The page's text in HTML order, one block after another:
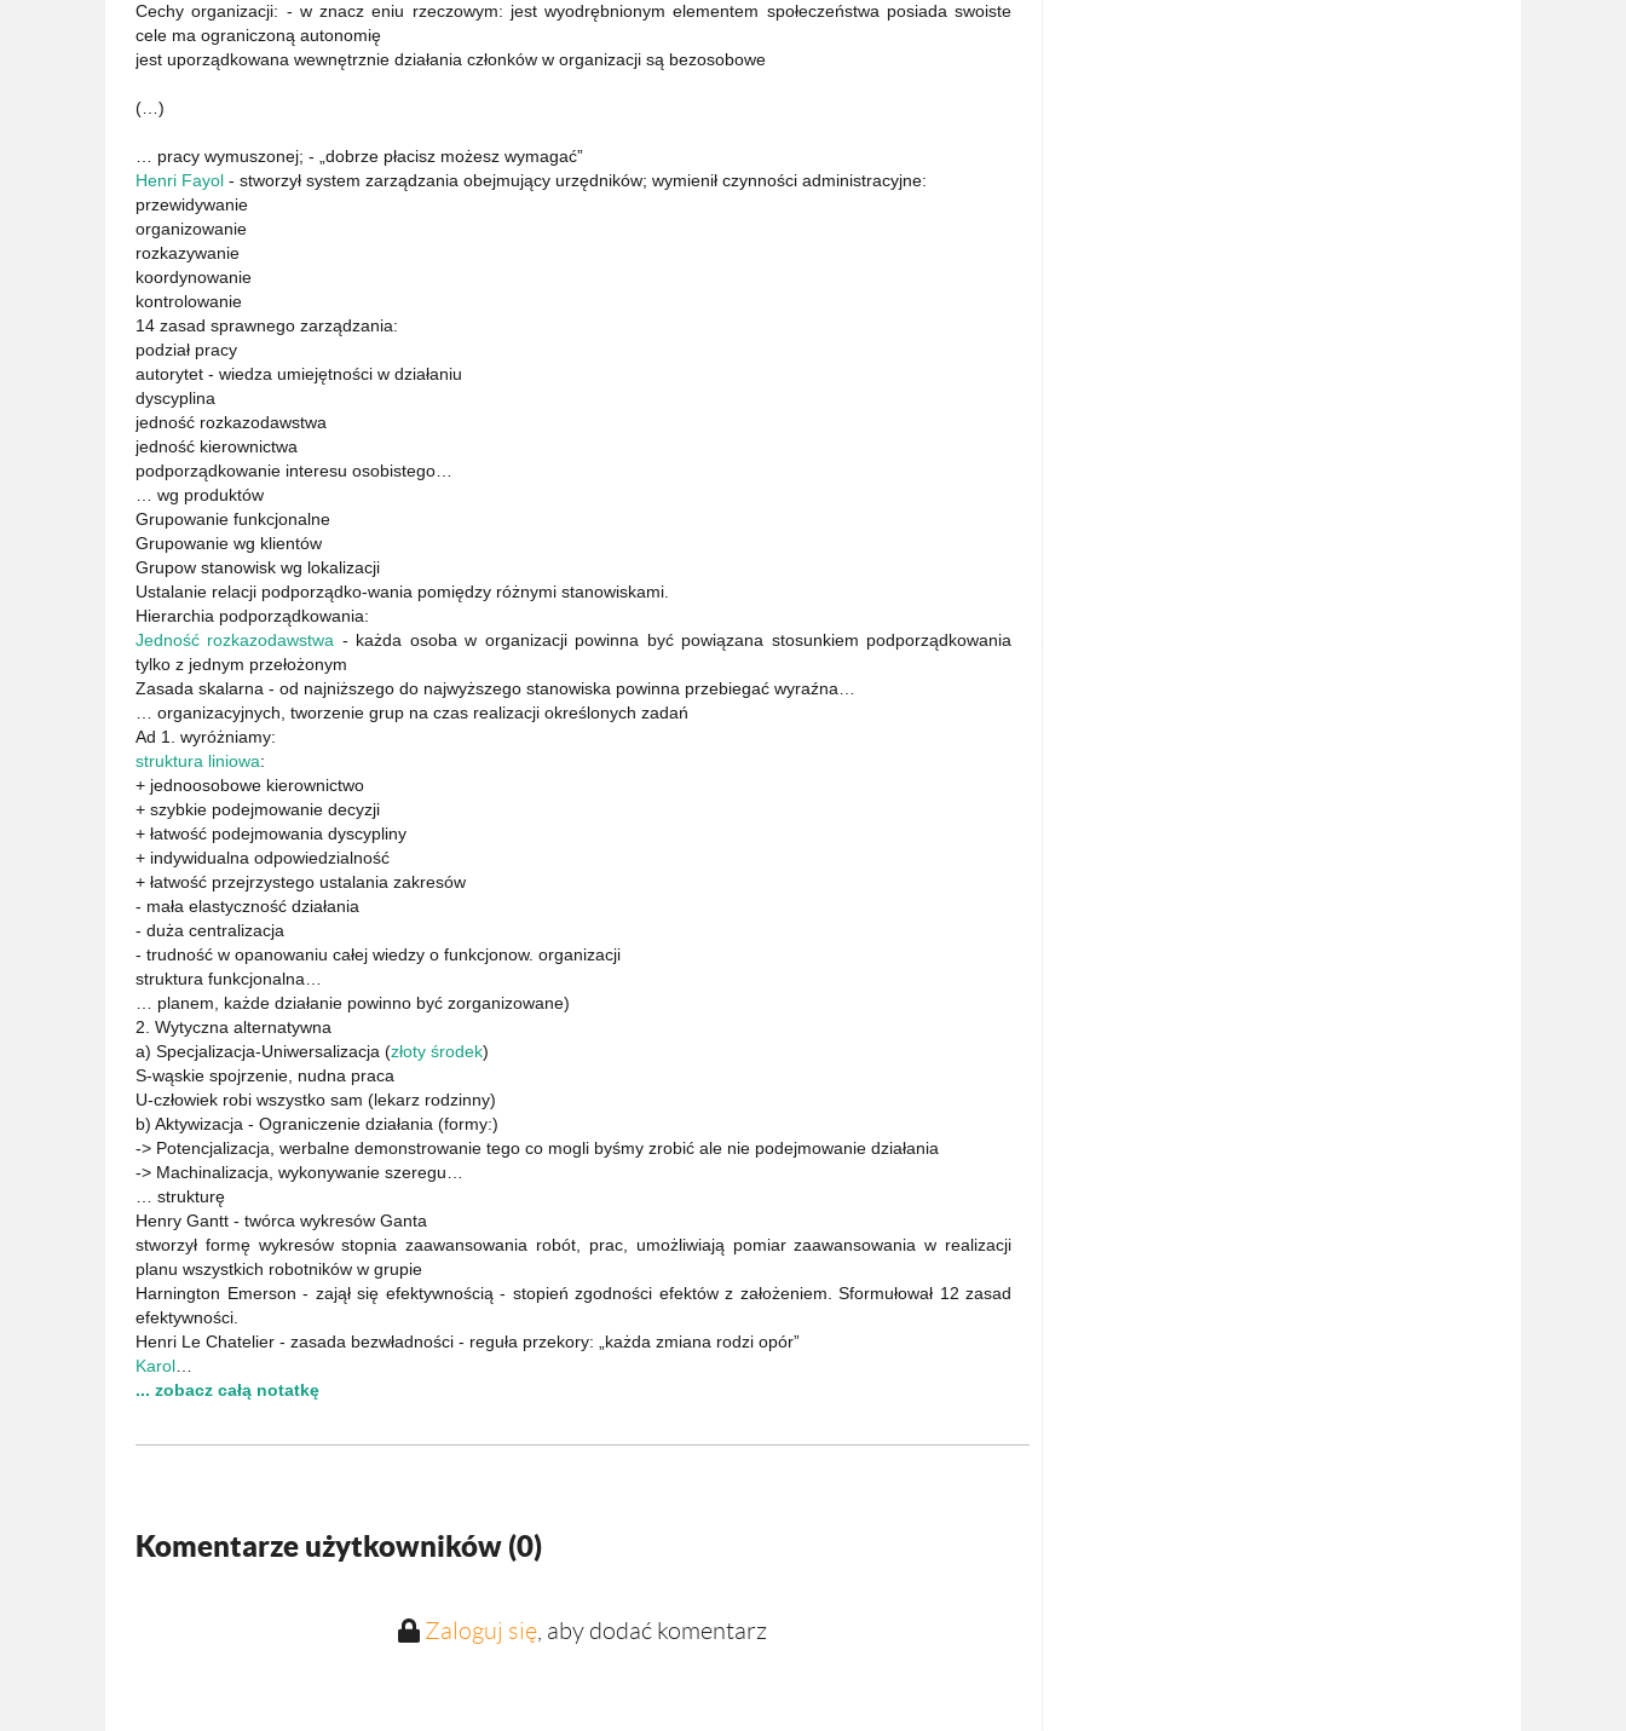
Cechy organizacji: - w znacz eniu rzeczowym: jest wyodrębnionym elementem społeczeństwa posiada swoiste
cele ma ograniczoną autonomię
jest uporządkowana wewnętrznie działania członków w organizacji są bezosobowe
(…)
… pracy wymuszonej; - „dobrze płacisz możesz wymagać”
Henri Fayol - stworzył system zarządzania obejmujący urzędników; wymienił czynności administracyjne:
przewidywanie
organizowanie
rozkazywanie
koordynowanie
kontrolowanie
14 zasad sprawnego zarządzania:
podział pracy
autorytet - wiedza umiejętności w działaniu
dyscyplina
jedność rozkazodawstwa
jedność kierownictwa
podporządkowanie interesu osobistego…
… wg produktów
Grupowanie funkcjonalne
Grupowanie wg klientów
Grupow stanowisk wg lokalizacji
Ustalanie relacji podporządko-wania pomiędzy różnymi stanowiskami.
Hierarchia podporządkowania:
Jedność rozkazodawstwa - każda osoba w organizacji powinna być powiązana stosunkiem podporządkowania
tylko z jednym przełożonym
Zasada skalarna - od najniższego do najwyższego stanowiska powinna przebiegać wyraźna…
… organizacyjnych, tworzenie grup na czas realizacji określonych zadań
Ad 1. wyróżniamy:
struktura liniowa:
+ jednoosobowe kierownictwo
+ szybkie podejmowanie decyzji
+ łatwość podejmowania dyscypliny
+ indywidualna odpowiedzialność
+ łatwość przejrzystego ustalania zakresów
- mała elastyczność działania
- duża centralizacja
- trudność w opanowaniu całej wiedzy o funkcjonow. organizacji
struktura funkcjonalna…
… planem, każde działanie powinno być zorganizowane)
2. Wytyczna alternatywna
a) Specjalizacja-Uniwersalizacja (złoty środek)
S-wąskie spojrzenie, nudna praca
U-człowiek robi wszystko sam (lekarz rodzinny)
b) Aktywizacja - Ograniczenie działania (formy:)
-> Potencjalizacja, werbalne demonstrowanie tego co mogli byśmy zrobić ale nie podejmowanie działania
-> Machinalizacja, wykonywanie szeregu…
… strukturę
Henry Gantt - twórca wykresów Ganta
stworzył formę wykresów stopnia zaawansowania robót, prac, umożliwiają pomiar zaawansowania w realizacji
planu wszystkich robotników w grupie
Harnington Emerson - zajął się efektywnością - stopień zgodności efektów z założeniem. Sformułował 12 zasad
efektywności.
Henri Le Chatelier - zasada bezwładności - reguła przekory: „każda zmiana rodzi opór”
Karol
... zobacz całą notatkę
Komentarze użytkowników (0)
Zaloguj się, aby dodać komentarz